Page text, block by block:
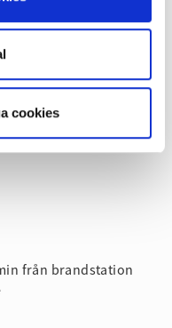
cookies
från brandstation